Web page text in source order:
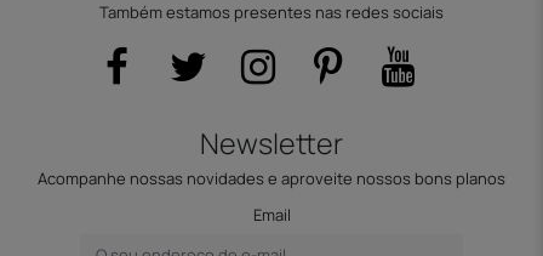
Também estamos presentes nas redes sociais
Newsletter
Acompanhe nossas novidades e aproveite nossos bons planos
Email